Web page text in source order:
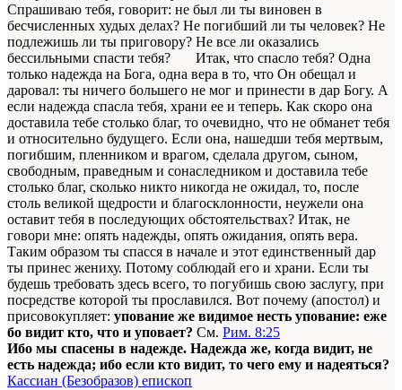
Спрашиваю тебя, говорит: не был ли ты виновен в
бесчисленных худых делах? Не погибший ли ты человек? Не
подлежишь ли ты приговору? Не все ли оказались
бессильными спасти тебя? Итак, что спасло тебя? Одна
только надежда на Бога, одна вера в то, что Он обещал и
даровал: ты ничего большего не мог и принести в дар Богу. А
если надежда спасла тебя, храни ее и теперь. Как скоро она
доставила тебе столько благ, то очевидно, что не обманет тебя
и относительно будущего. Если она, нашедши тебя мертвым,
погибшим, пленником и врагом, сделала другом, сыном,
свободным, праведным и сонаследником и доставила тебе
столько благ, сколько никто никогда не ожидал, то, после
столь великой щедрости и благосклонности, неужели она
оставит тебя в последующих обстоятельствах? Итак, не
говори мне: опять надежды, опять ожидания, опять вера.
Таким образом ты спасся в начале и этот единственный дар
ты принес жениху. Потому соблюдай его и храни. Если ты
будешь требовать здесь всего, то погубишь свою заслугу, при
посредстве которой ты прославился. Вот почему (апостол) и
присовокупляет: упование же видимое несть упование: еже
бо видит кто, что и уповает? См. Рим. 8:25
Ибо мы спасены в надежде. Надежда же, когда видит, не
есть надежда; ибо если кто видит, то чего ему и надеяться?
Кассиан (Безобразов) епископ